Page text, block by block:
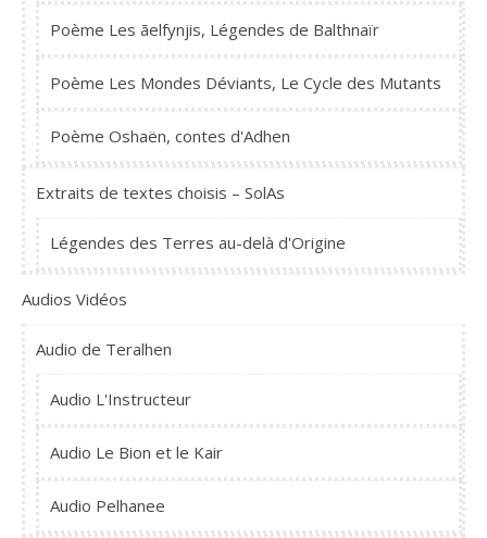
Poème Les ãelfynjis, Légendes de Balthnaïr
Poème Les Mondes Déviants, Le Cycle des Mutants
Poème Oshaën, contes d'Adhen
Extraits de textes choisis – SolAs
Légendes des Terres au-delà d'Origine
Audios Vidéos
Audio de Teralhen
Audio L'Instructeur
Audio Le Bion et le Kair
Audio Pelhanee